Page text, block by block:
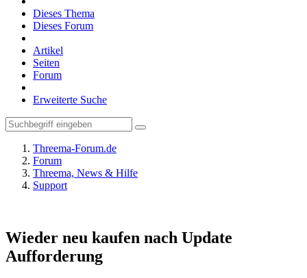
Dieses Thema
Dieses Forum
Artikel
Seiten
Forum
Erweiterte Suche
Threema-Forum.de
Forum
Threema, News & Hilfe
Support
Wieder neu kaufen nach Update
Aufforderung